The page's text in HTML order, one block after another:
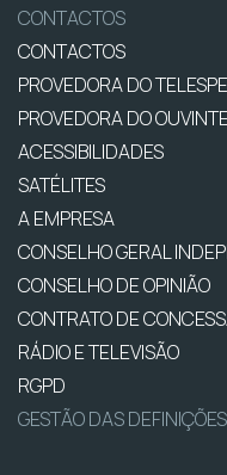
CONTACTOS
CONTACTOS
PROVEDORA DO
PROVEDORA DO
ACESSIBILIDADES
SATÉLITES
A EMPRESA
CONSELHO GERAL
CONSELHO DE OPINIÃO
CONTRATO DE
RÁDIO E TELEVISÃO
RGPD
GESTÃO DAS